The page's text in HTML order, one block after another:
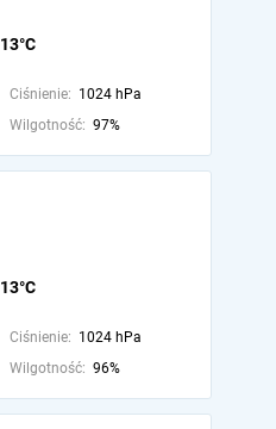
13°C
Ciśnienie: 1024 hPa
Wilgotność: 97%
13°C
Ciśnienie: 1024 hPa
Wilgotność: 96%